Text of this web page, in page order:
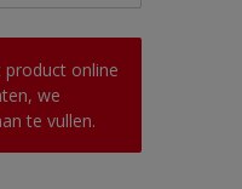
online
we
te vullen.